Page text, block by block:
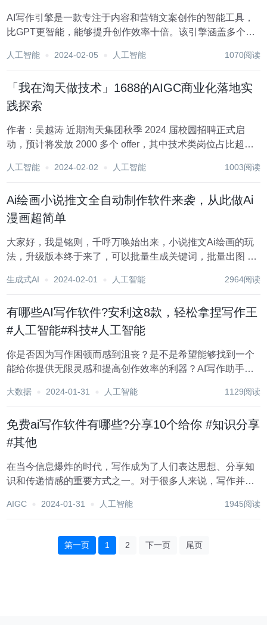
AI写作引擎是一款专注于内容和营销文案创作的智能工具，
比GPT更智能，能够提升创作效率十倍。该引擎涵盖多个领
等。通过AI写作引擎，用户可以轻松生成各种类型的文案，
人工智能 2024-02-05 人工智能 1070阅读
「我在淘天做技术」1688的AIGC商业化落地实
践探索
作者：吴越涛 近期淘天集团秋季 2024 届校园招聘正式启
动，预计将发放 2000 多个 offer，其中技术类岗位占比超过
我们策划了「我在淘天做技术」系列，首次全面分享淘天技
人工智能 2024-02-02 人工智能 1003阅读
Ai绘画小说推文全自动制作软件来袭，从此做Ai
漫画超简单
大家好，我是铭则，千呼万唤始出来，小说推文Ai绘画的玩
法，升级版本终于来了，可以批量生成关键词，批量出图 有
提升起码一倍，快的话，一个5分钟的视频，30分钟就能制
生成式AI 2024-02-01 人工智能 2964阅读
有哪些AI写作软件?安利这8款，轻松拿捏写作王
#人工智能#科技#人工智能
你是否因为写作困顿而感到沮丧？是不是希望能够找到一个
能给你提供无限灵感和提高创作效率的利器？AI写作助手就
手，它们将让你的创作之旅更加流畅、富有创意。 1.飞鸟写
大数据 2024-01-31 人工智能 1129阅读
免费ai写作软件有哪些?分享10个给你 #知识分享
#其他
在当今信息爆炸的时代，写作成为了人们表达思想、分享知
识和传递情感的重要方式之一。对于很多人来说，写作并非
表达的准确性，还有时候我们可能遭遇到了创作瓶颈，随着
AIGC 2024-01-31 人工智能 1945阅读
第一页 1 2 下一页 尾页